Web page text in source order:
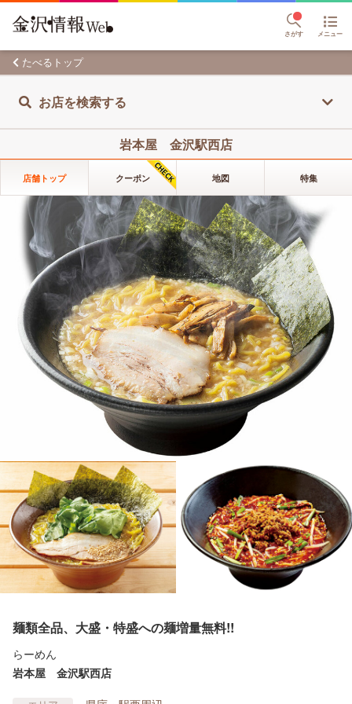
さがす メニュー
たべるトップ
お店を検索する
岩本屋 金沢駅西店
店舗トップ クーポン 地図 特集
麺類全品、大盛・特盛への麺増量無料!!
らーめん
岩本屋 金沢駅西店